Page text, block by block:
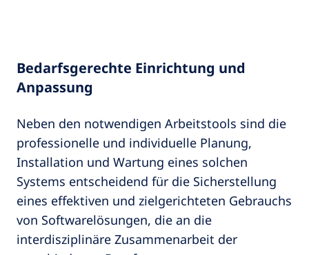
Bedarfsgerechte Einrichtung und
Anpassung
Neben den notwendigen Arbeitstools sind die
professionelle und individuelle Planung,
Installation und Wartung eines solchen
Systems entscheidend für die Sicherstellung
eines effektiven und zielgerichteten Gebrauchs
von Softwarelösungen, die an die
interdisziplinäre Zusammenarbeit der